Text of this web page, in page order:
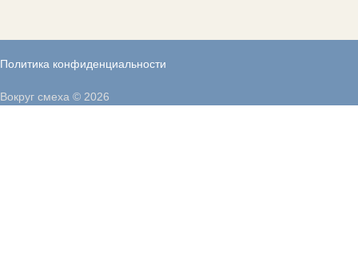
Политика конфиденциальности
Вокруг смеха © 2026